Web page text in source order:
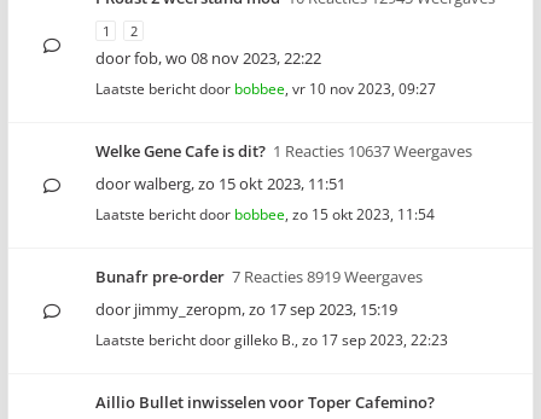
1 2
doorfob,wo 08 nov 2023, 22:22
Laatste bericht door bobbee, vr 10 nov 2023, 09:27
Welke Gene Cafe is dit? 1 Reacties 10637 Weergaves
doorwalberg,zo 15 okt 2023, 11:51
Laatste bericht door bobbee, zo 15 okt 2023, 11:54
Bunafr pre-order 7 Reacties 8919 Weergaves
door jimmy_zeropm,zo 17 sep 2023, 15:19
Laatste bericht doorgilleko B., zo 17 sep 2023, 22:23
Aillio Bullet inwisselen voor Toper Cafemino?